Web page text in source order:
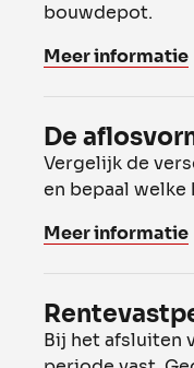
bouwdepot.
Meer informatie
De
Vergelijk de
en bepaal
Meer informatie
Bij het afsluiten